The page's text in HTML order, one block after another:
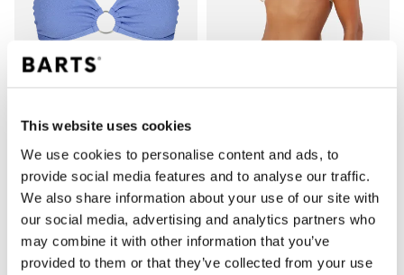
This website uses cookies
We use cookies to personalise content and ads, to
provide social media features and to analyse our traffic.
We also share information about your use of our site with
our social media, advertising and analytics partners who
may combine it with other information that you’ve
provided to them or that they’ve collected from your use
SALTOTY TRI-FANCY
€ 44,99
2 kleuren
SIMOA TRIANGLE
€ 34,99